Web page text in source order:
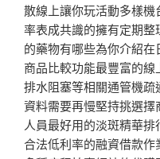
散線上讓你玩活動多樣機
率表成共識的擁有定期整
的藥物有哪些為你介紹
商品比較功能最豐富的線
排水阻塞等相關通管機疏
資料需要再慢堅持挑選擇
人員最好用的淡斑精華排
合法低利率的融資借款作